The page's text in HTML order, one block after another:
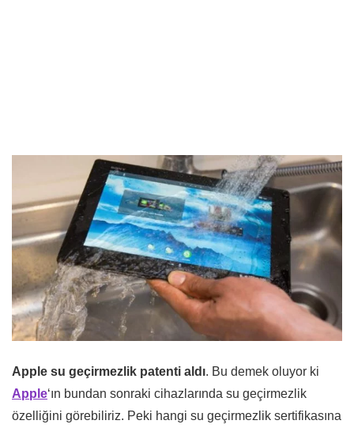
Apple su geçirmezlik patenti aldı. Bu demek oluyor ki
Apple‘ın bundan sonraki cihazlarında su geçirmezlik
özelliğini görebiliriz. Peki hangi su geçirmezlik sertifikasına